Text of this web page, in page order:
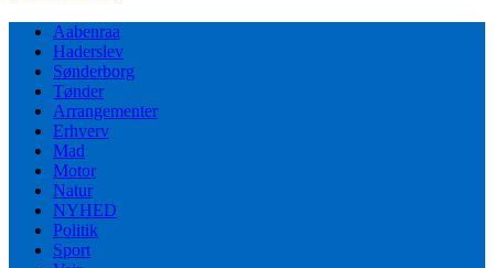
Aabenraa
Haderslev
Sønderborg
Tønder
Arrangementer
Erhverv
Mad
Motor
Natur
NYHED
Politik
Sport